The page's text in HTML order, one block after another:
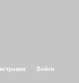
Войти